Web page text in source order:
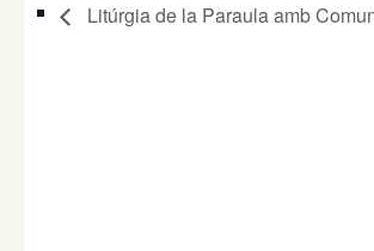
Litúrgia de la Paraula amb